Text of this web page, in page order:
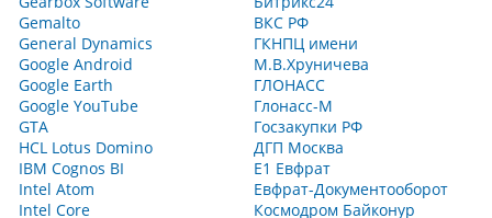
Gemalto
General Dynamics
Google Android
Google Earth
Google YouTube
GTA
HCL Lotus Domino
IBM Cognos BI
Intel Atom
Intel Core
ВКС РФ
ГКНПЦ имени
М.В.Хруничева
ГЛОНАСС
Глонасс-М
Госзакупки РФ
ДГП Москва
Е1 Евфрат
Евфрат-Документооборот
Космодром Байконур